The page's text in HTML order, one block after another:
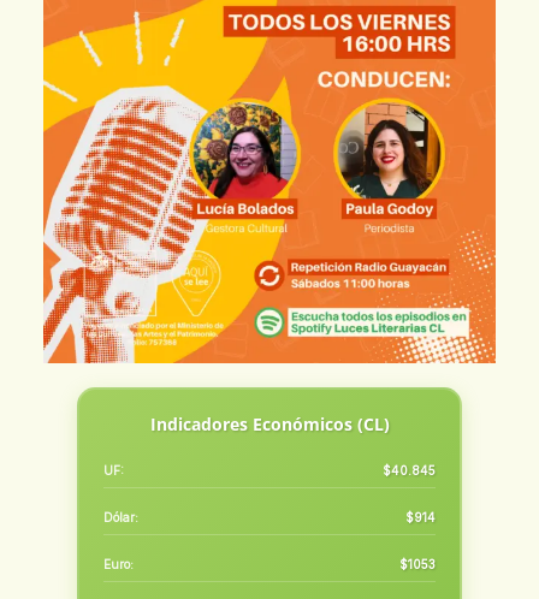
Indicadores Económicos (CL)
UF: $40.845
Dólar: $914
Euro: $1053